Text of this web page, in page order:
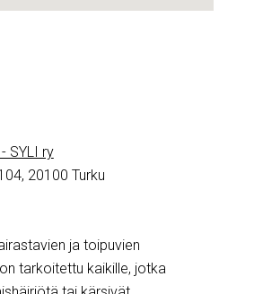
SYLI ry
20100 Turku
ja toipuvien
tarkoitettu kaikille, jotka